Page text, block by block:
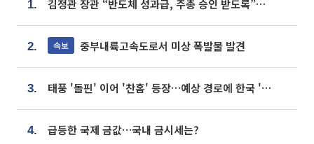
1. 김정관 장관 “반도체 성과급, 주총 승인 받도록”…상법·자본시장법 개정 시사
2. 속보 중부내륙고속도로서 미상 폭발물 발견
3. 태풍 '돌핀' 이어 '찬홈' 등장…예상 경로에 한국 '한숨'
4. 급등한 국제 금값…국내 금시세는?